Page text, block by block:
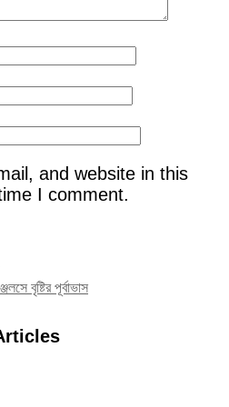
and website in this
I comment.
বৃষ্টির পূর্বাভাস